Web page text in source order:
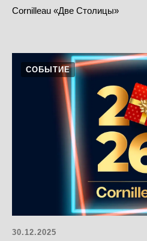
Cornilleau «Две Столицы»
СОБЫТИЕ
30.12.2025